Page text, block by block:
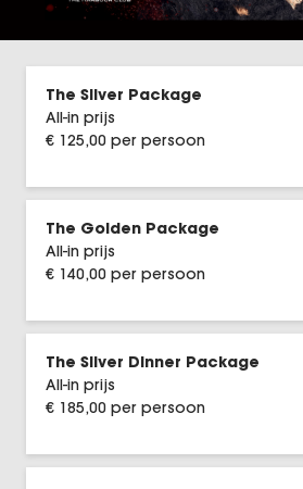
The Silver Package
All-in prijs
€ 125,00 per persoon
The Golden Package
All-in prijs
€ 140,00 per persoon
The Silver Dinner Package
All-in prijs
€ 185,00 per persoon
Malle Babbe De
VEGAS Magic
Dinnershow
Holiday on Ice -
Soldaat van Oranje
Inspiratie Cases